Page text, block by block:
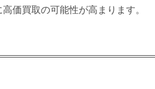
価買取の可能性が高まります。